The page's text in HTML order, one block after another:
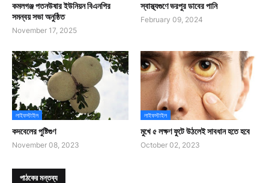
কমলগঞ্জ পতনউষার ইউনিয়ন বিএনপির
সমন্বয় সভা অনুষ্ঠিত
November 17, 2025
স্বাস্থ্যগুণে ভরপুর ডাবের পানি
February 09, 2024
লাইফস্টাইল
কদবেলের পুষ্টিগুণ
November 08, 2023
লাইফস্টাইল
মুখে ৫ লক্ষণ ফুটে উঠলেই সাবধান হতে হবে
October 02, 2023
পাঠকের মন্তব্য